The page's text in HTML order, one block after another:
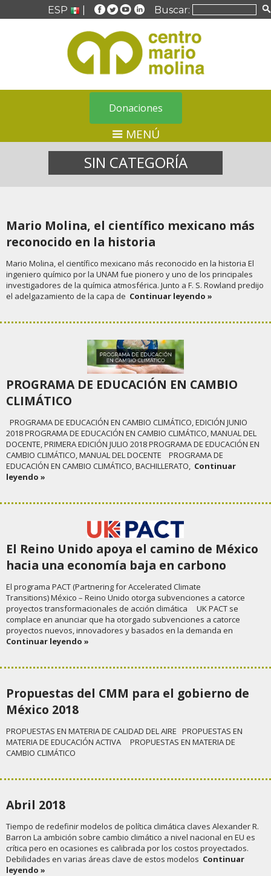
ESP Buscar:
Donaciones
MENÚ
SIN CATEGORÍA
Mario Molina, el científico mexicano más
reconocido en la historia
Mario Molina, el científico mexicano más reconocido en la historia El
ingeniero químico por la UNAM fue pionero y uno de los principales
investigadores de la química atmosférica. Junto a F. S. Rowland predijo
el adelgazamiento de la capa de Continuar leyendo »
PROGRAMA DE EDUCACIÓN EN CAMBIO
CLIMÁTICO
PROGRAMA DE EDUCACIÓN EN CAMBIO CLIMÁTICO, EDICIÓN JUNIO
2018 PROGRAMA DE EDUCACIÓN EN CAMBIO CLIMÁTICO, MANUAL DEL
DOCENTE, PRIMERA EDICIÓN JULIO 2018 PROGRAMA DE EDUCACIÓN EN
CAMBIO CLIMÁTICO, MANUAL DEL DOCENTE PROGRAMA DE
EDUCACIÓN EN CAMBIO CLIMÁTICO, BACHILLERATO, Continuar
leyendo »
El Reino Unido apoya el camino de México
hacia una economía baja en carbono
El programa PACT (Partnering for Accelerated Climate
Transitions) México – Reino Unido otorga subvenciones a catorce
proyectos transformacionales de acción climática UK PACT se
complace en anunciar que ha otorgado subvenciones a catorce
proyectos nuevos, innovadores y basados ​​en la demanda en
Continuar leyendo »
Propuestas del CMM para el gobierno de
México 2018
PROPUESTAS EN MATERIA DE CALIDAD DEL AIRE PROPUESTAS EN
MATERIA DE EDUCACIÓN ACTIVA PROPUESTAS EN MATERIA DE
CAMBIO CLIMÁTICO
Abril 2018
Tiempo de redefinir modelos de política climática claves Alexander R.
Barron La ambición sobre cambio climático a nivel nacional en EU es
crítica pero en ocasiones es calibrada por los costos proyectados.
Debilidades en varias áreas clave de estos modelos Continuar
leyendo »